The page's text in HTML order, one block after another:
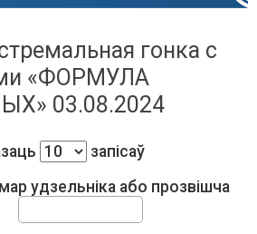
гонка с
«ФОРМУЛА
03.08.2024
запісаў
удзельніка або прозвішча